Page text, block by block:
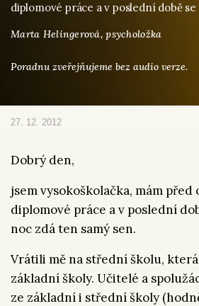
diplomové práce a v poslední době
Marta Helingerová,psycholožka
Poradnu zveřejňujeme bez audio verze.
27. 12. 2012
Dobrý den,
jsem vysokoškolačka, mám před
diplomové práce a v poslední
noc zdá ten samý sen.
Vrátili mě na střední školu,
základní školy. Učitelé a
ze základní i střední školy